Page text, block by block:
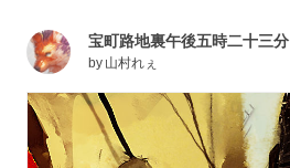
宝町路地裏午後五時二十三分
by 山村れぇ